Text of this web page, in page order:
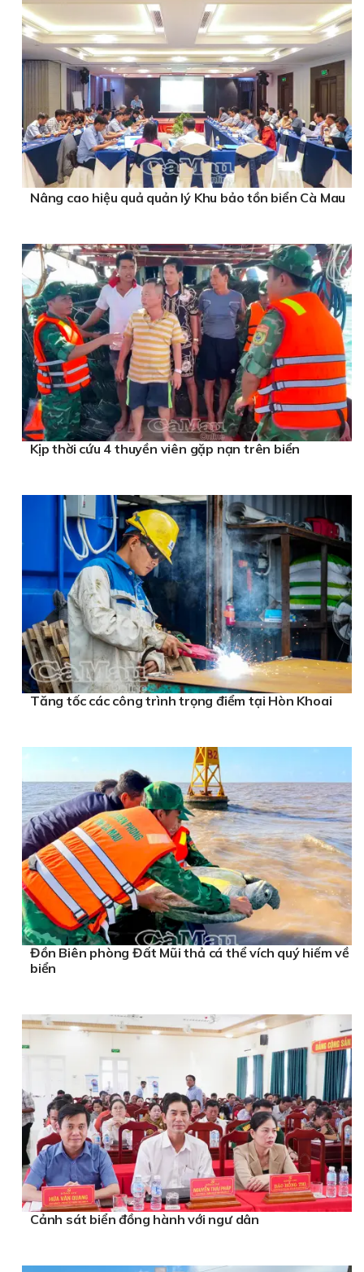
Nâng cao hiệu quả quản lý Khu bảo tồn biển Cà Mau
Kịp thời cứu 4 thuyền viên gặp nạn trên biển
Tăng tốc các công trình trọng điểm tại Hòn Khoai
Đồn Biên phòng Đất Mũi thả cá thể vích quý hiếm về
biển
Cảnh sát biển đồng hành với ngư dân